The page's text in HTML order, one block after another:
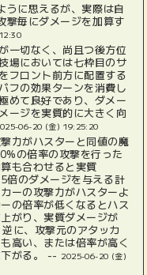
うに思えるが、実際は自
撃毎にダメージを加算す
一切なく、尚且つ後方位
場においては七枠目のサ
フロント前方に配置する
フの効果ターンを消費し
めて良好であり、ダメー
ージを実質的に大きく向
06-20 (金) 19:25:20
力がハスターと同値の魔
の倍率の攻撃を行った
も合わせると実質
のダメージを与える計
ーの攻撃力がハスターよ
の倍率が低くなるとハス
がり、実質ダメージが
に、攻撃元のアタッカ
高い、または倍率が高く
がる。 -- 2025-06-20 (金)